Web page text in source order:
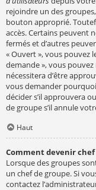
rejoindre un des
bouton approprié.
accès. Certains peuvent
fermés et d’autres
« Ouvert », vous pouvez
demande », vous
nécessitera d’être
vous demander
décider s’il approuvera
de groupe s’il annule
Haut
Comment devenir chef
Lorsque des groupes
un chef de groupe. Si
contactez